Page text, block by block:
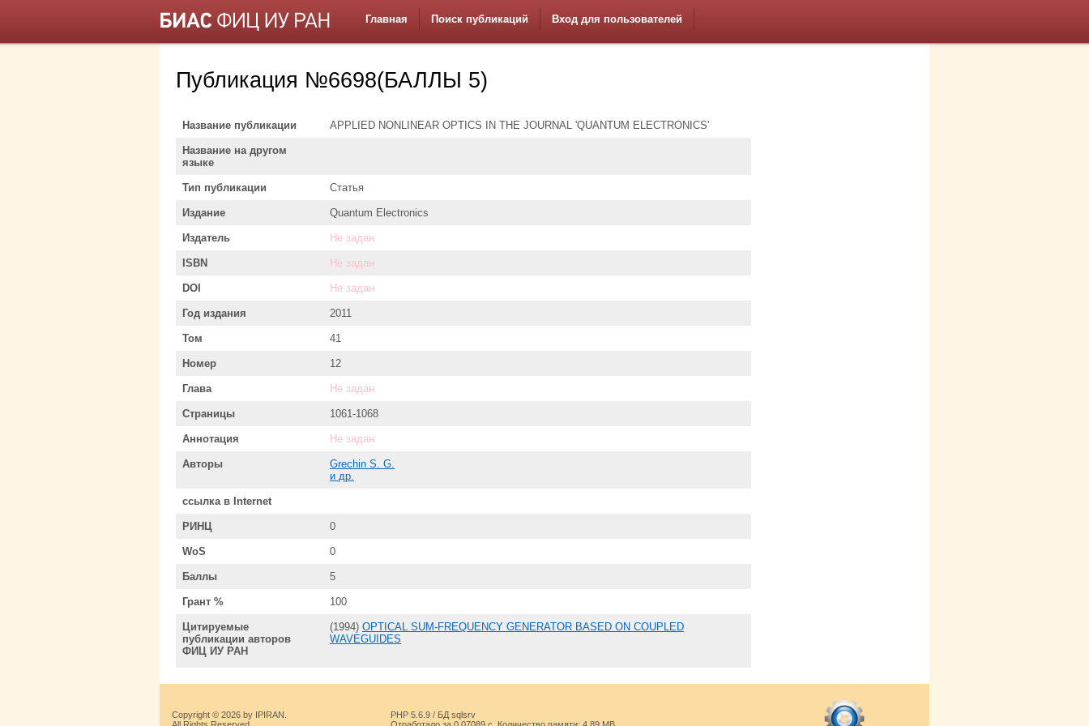
Главная Поиск публикаций Вход для пользователей
Публикация №6698(БАЛЛЫ 5)
Название публикации APPLIED NONLINEAR OPTICS IN THE JOURNAL 'QUANTUM ELECTRONICS'
Название на другом
языке
Тип публикации Статья
Издание Quantum Electronics
Издатель Не задан
ISBN Не задан
DOI Не задан
Год издания 2011
Том 41
Номер 12
Глава Не задан
Страницы 1061-1068
Аннотация Не задан
Авторы
Grechin S. G.
и др.
ссылка в Internet
РИНЦ 0
WoS 0
Баллы 5
Грант % 100
Цитируемые
публикации авторов
ФИЦ ИУ РАН
(1994) OPTICAL SUM-FREQUENCY GENERATOR BASED ON COUPLED
WAVEGUIDES
Copyright © 2026 by IPIRAN.
PHP 5.6.9 / БД sqlsrv